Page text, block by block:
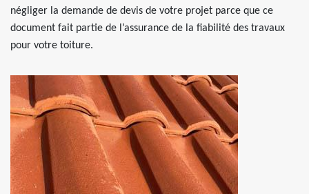
négliger la demande de devis de votre projet parce que ce
document fait partie de l’assurance de la fiabilité des travaux
pour votre toiture.